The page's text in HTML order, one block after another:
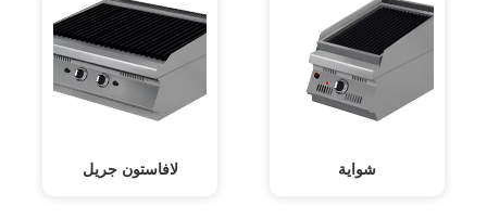
شواية لافاستون جريل